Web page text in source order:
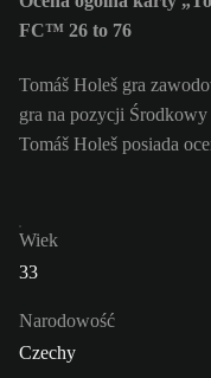
FC™ 26 to 76
Tomáš Holeš gra
gra na pozycji
Tomáš Holeš posiada
Wiek
33
Narodowość
Czechy